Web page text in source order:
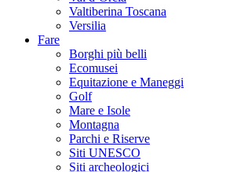
Valtiberina Toscana
Versilia
Fare
Borghi più belli
Ecomusei
Equitazione e Maneggi
Golf
Mare e Isole
Montagna
Parchi e Riserve
Siti UNESCO
Siti archeologici